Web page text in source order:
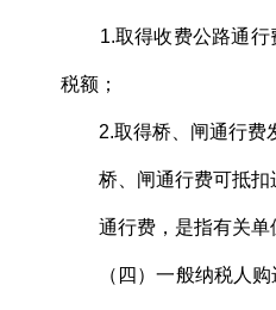
1.取得收费公路通行费
税额；
2.取得桥、闸通行费
桥、闸通行费可抵扣
通行费，是指有关单
（四）一般纳税人购进